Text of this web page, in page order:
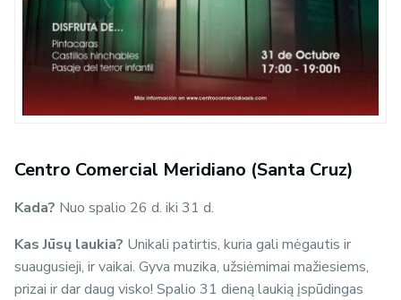
Centro Comercial Meridiano (Santa Cruz)
Kada? Nuo spalio 26 d. iki 31 d.
Kas Jūsų laukia? Unikali patirtis, kuria gali mėgautis ir
suaugusieji, ir vaikai. Gyva muzika, užsiėmimai mažiesiems,
prizai ir dar daug visko! Spalio 31 dieną laukią įspūdingas